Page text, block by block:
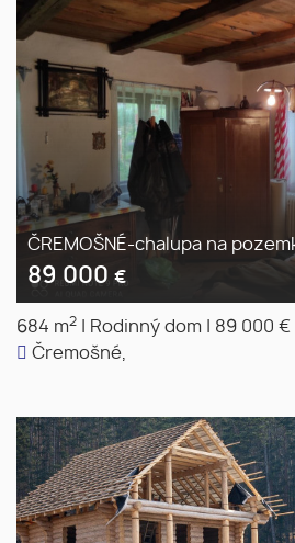
ČREMOŠNÉ-chalupa na
89 000 €
684 m2 Rodinný dom
89 000 €
Čremošné,